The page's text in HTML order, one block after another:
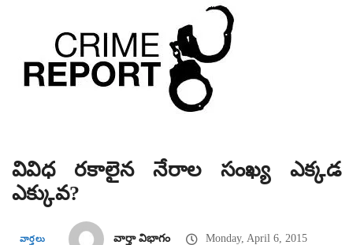
వివిధ రకాలైన నేరాల సంఖ్య ఎక్కడ
ఎక్కువ?
వార్తలు వార్తా విభాగం Monday, April 6, 2015